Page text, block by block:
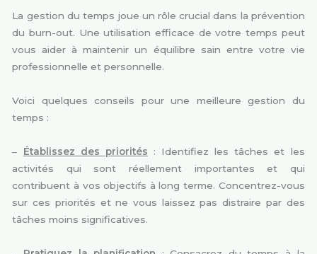
La gestion du temps joue un rôle crucial dans la prévention
du burn-out. Une utilisation efficace de votre temps peut
vous aider à maintenir un équilibre sain entre votre vie
professionnelle et personnelle.
Voici quelques conseils pour une meilleure gestion du
temps :
– Établissez des priorités : Identifiez les tâches et les
activités qui sont réellement importantes et qui
contribuent à vos objectifs à long terme. Concentrez-vous
sur ces priorités et ne vous laissez pas distraire par des
tâches moins significatives.